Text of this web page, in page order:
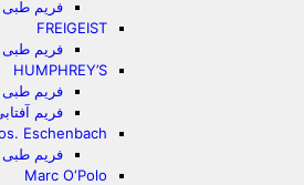
فریم طبی
FREIGEIST
فریم طبی
HUMPHREY’S
فریم طبی
فریم
Eschenbach
فریم طبی
Marc O‘Polo